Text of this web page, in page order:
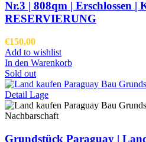
Nr.3 | 808qm | Erschlossen |
RESERVIERUNG
€150,00
Add to wishlist
In den Warenkorb
Sold out
Grundstück Paraguay |